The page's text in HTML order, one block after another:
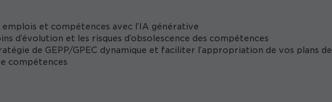
et compétences avec l’IA générative
d’évolution et les risques d’obsolescence des compétences
de GEPP/GPEC dynamique et faciliter l’appropriation de vos plans de
compétences